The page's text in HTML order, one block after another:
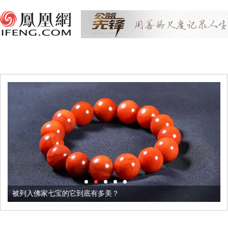
被列入佛家七宝的它到底有多美？